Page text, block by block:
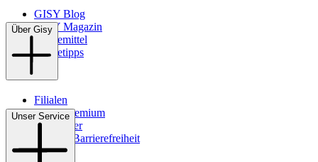
GISY Blog
GISY Magazin
Pflegemittel
Pflegetipps
Über Gisy
Filialen
WMS-Premium
Newsletter
Digitale Barrierefreiheit
Unser Service